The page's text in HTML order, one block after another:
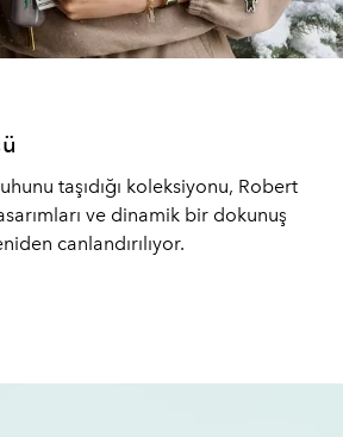
taşıdığı koleksiyonu, Robert
ve dinamik bir dokunuş
canlandırılıyor.